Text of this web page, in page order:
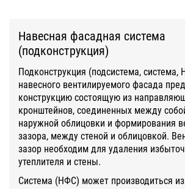
Навесная фасадная система
(подконструкция)
Подконструкция (подсистема,
навесного вентилируемого фасада
конструкцию состоящую из
кронштейнов, соединенных между
наружной облицовки и формирования
зазора, между стеной и облицовкой.
зазор необходим для удаления
утеплителя и стены.
Система (НФС) может производиться